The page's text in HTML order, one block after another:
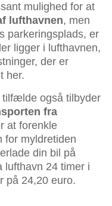
mulighed for at
lufthavnen, men
parkeringsplads, er
ligger i lufthavnen,
der er
her.
tilfælde også tilbyder
fra
at forenkle
for myldretiden
din bil på
lufthavn 24 timer i
på 24,20 euro.